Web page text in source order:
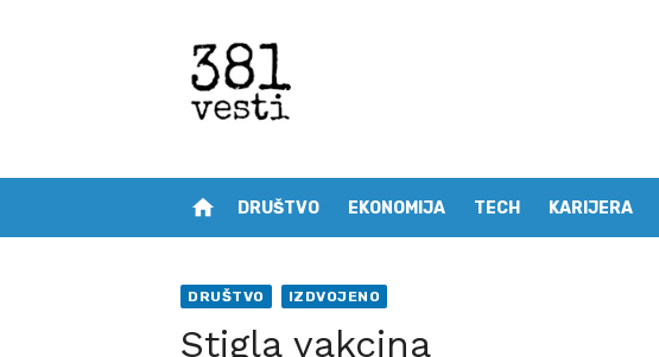
home DRUŠTVO EKONOMIJA TECH KARIJERA
DRUŠTVO IZDVOJENO
Stigla vakcina